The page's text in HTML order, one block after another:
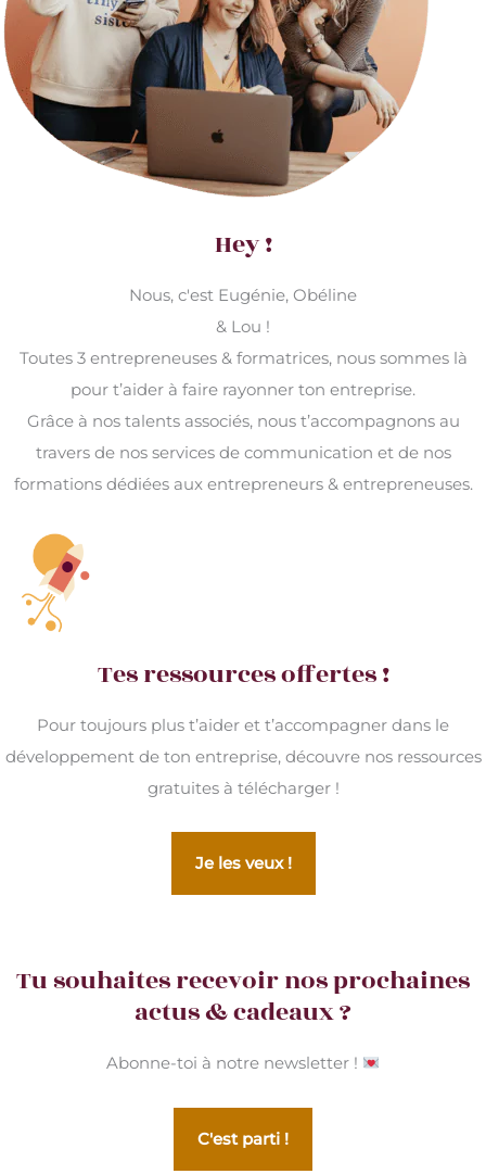
Hey !
Nous, c'est Eugénie, Obéline
& Lou !
Toutes 3 entrepreneuses & formatrices, nous sommes là
pour t’aider à faire rayonner ton entreprise.
Grâce à nos talents associés, nous t’accompagnons au
travers de nos services de communication et de nos
formations dédiées aux entrepreneurs & entrepreneuses.
Tes ressources offertes !
Pour toujours plus t’aider et t’accompagner dans le
développement de ton entreprise, découvre nos ressources
gratuites à télécharger !
Je les veux !
Tu souhaites recevoir nos prochaines
actus & cadeaux ?
Abonne-toi à notre newsletter !
C'est parti !